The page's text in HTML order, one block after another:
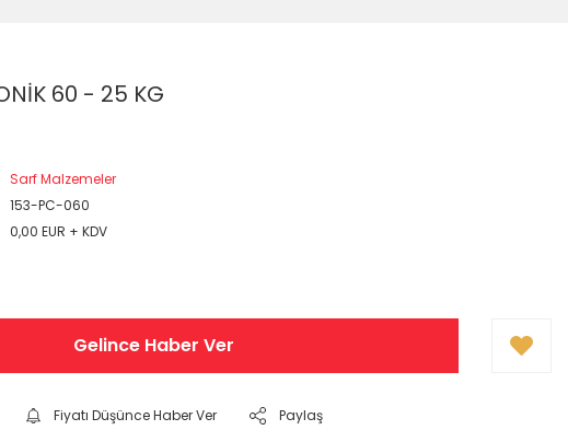
60 - 25 KG
Sarf Malzemeler
153-PC-060
0,00 EUR + KDV
Gelince Haber Ver
Fiyatı Düşünce Haber Ver Paylaş